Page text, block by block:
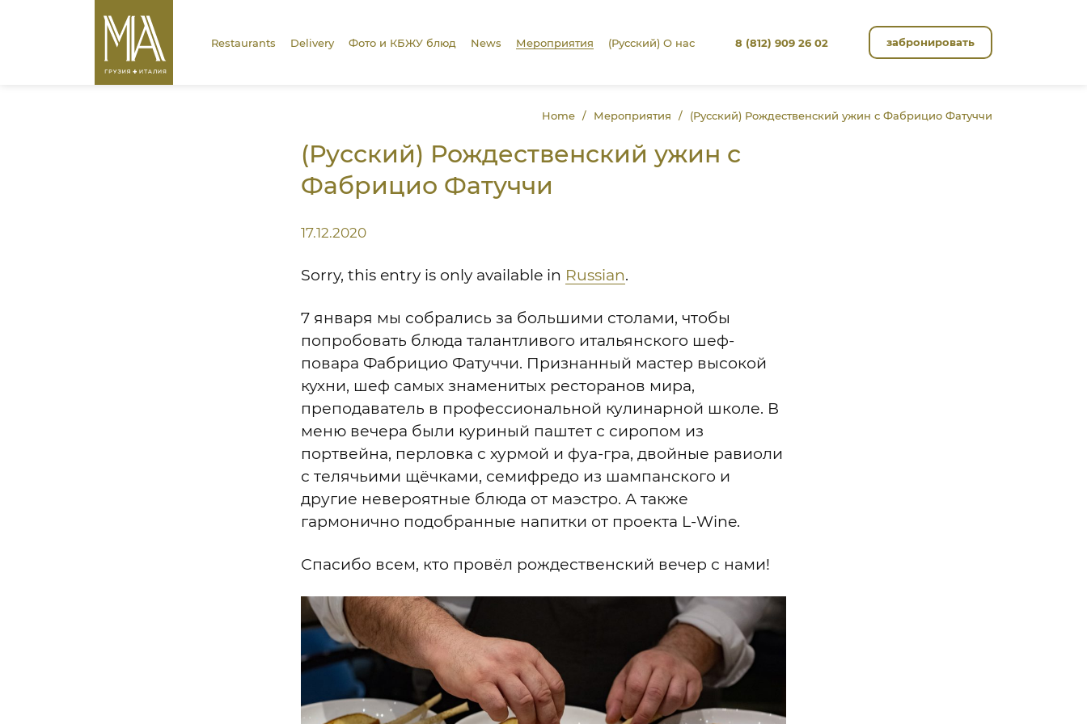
Restaurants Delivery Фото и КБЖУ блюд News Мероприятия (Русский) О нас 8 (812) 909 26 02 забронировать
Home Мероприятия (Русский) Рождественский ужин с Фабрицио Фатуччи
(Русский) Рождественский ужин с
Фабрицио Фатуччи
17.12.2020
Sorry, this entry is only available in Russian.
7 января мы собрались за большими столами, чтобы
попробовать блюда талантливого итальянского шеф-
повара Фабрицио Фатуччи. Признанный мастер высокой
кухни, шеф самых знаменитых ресторанов мира,
преподаватель в профессиональной кулинарной школе. В
меню вечера были куриный паштет с сиропом из
портвейна, перловка с хурмой и фуа-гра, двойные равиоли
с телячьими щёчками, семифредо из шампанского и
другие невероятные блюда от маэстро. А также
гармонично подобранные напитки от проекта L-Wine.
Спасибо всем, кто провёл рождественский вечер с нами!